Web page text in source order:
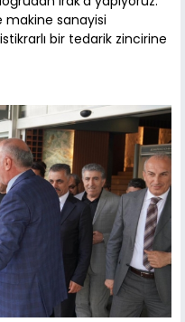
makine sanayisi
bir tedarik zincirine